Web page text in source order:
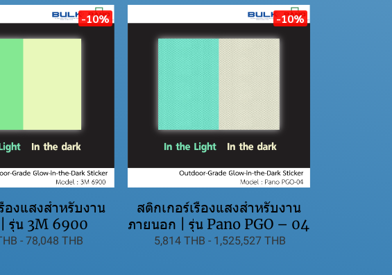
-10%
องแสงสำหรับงาน
รุ่น 3M 6900
- 78,048 THB
-10%
สติกเกอร์เรืองแสงสำหรับงาน
ภายนอก | รุ่น Pano PGO – 04
5,814 THB - 1,525,527 THB